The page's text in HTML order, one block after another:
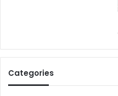
Categories